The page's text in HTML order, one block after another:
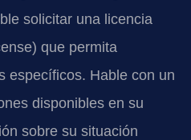
solicitar una licencia
que permita
específicos. Hable con un
disponibles en su
sobre su situación